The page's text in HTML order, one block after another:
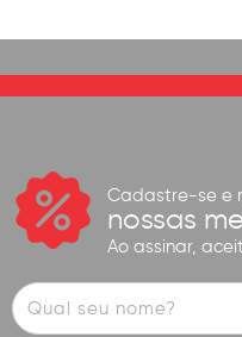
Cadastre-se e
nossas
Ao assinar,